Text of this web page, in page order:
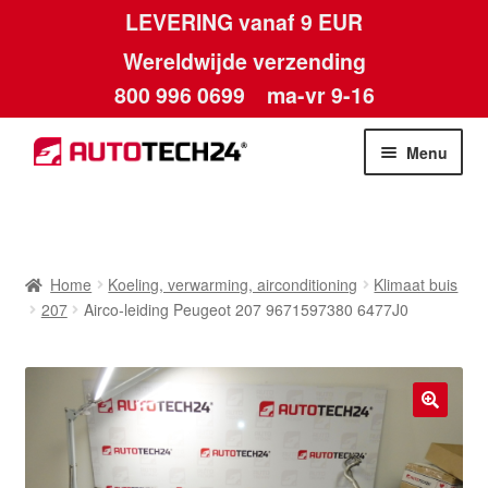
LEVERING vanaf 9 EUR
Wereldwijde verzending
800 996 0699 ma-vr 9-16
Ga
door
Ga
naar
Menu
Betalingen
Contact
Home Koeling, verwarming, airconditioning
Klimaat buis
207
Airco-leiding Peugeot 207 9671597380 6477J0